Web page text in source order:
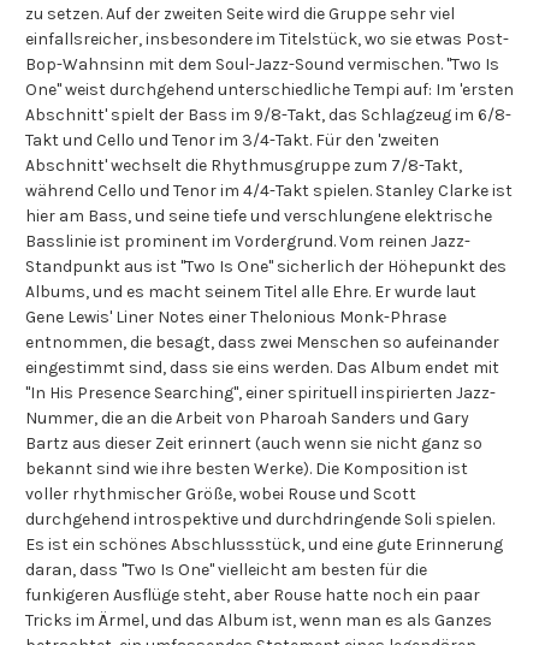
zu setzen. Auf der zweiten Seite wird die Gruppe sehr viel
einfallsreicher, insbesondere im Titelstück, wo sie etwas Post-
Bop-Wahnsinn mit dem Soul-Jazz-Sound vermischen. "Two Is
One" weist durchgehend unterschiedliche Tempi auf: Im 'ersten
Abschnitt' spielt der Bass im 9/8-Takt, das Schlagzeug im 6/8-
Takt und Cello und Tenor im 3/4-Takt. Für den 'zweiten
Abschnitt' wechselt die Rhythmusgruppe zum 7/8-Takt,
während Cello und Tenor im 4/4-Takt spielen. Stanley Clarke ist
hier am Bass, und seine tiefe und verschlungene elektrische
Basslinie ist prominent im Vordergrund. Vom reinen Jazz-
Standpunkt aus ist "Two Is One" sicherlich der Höhepunkt des
Albums, und es macht seinem Titel alle Ehre. Er wurde laut
Gene Lewis' Liner Notes einer Thelonious Monk-Phrase
entnommen, die besagt, dass zwei Menschen so aufeinander
eingestimmt sind, dass sie eins werden. Das Album endet mit
"In His Presence Searching", einer spirituell inspirierten Jazz-
Nummer, die an die Arbeit von Pharoah Sanders und Gary
Bartz aus dieser Zeit erinnert (auch wenn sie nicht ganz so
bekannt sind wie ihre besten Werke). Die Komposition ist
voller rhythmischer Größe, wobei Rouse und Scott
durchgehend introspektive und durchdringende Soli spielen.
Es ist ein schönes Abschlussstück, und eine gute Erinnerung
daran, dass "Two Is One" vielleicht am besten für die
funkigeren Ausflüge steht, aber Rouse hatte noch ein paar
Tricks im Ärmel, und das Album ist, wenn man es als Ganzes